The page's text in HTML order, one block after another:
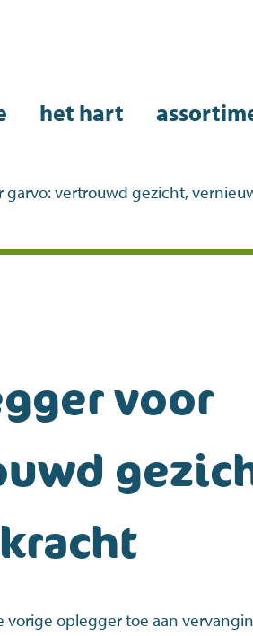
het hart
garvo: vertrouwd gezicht,
voor
vorige oplegger toe aan